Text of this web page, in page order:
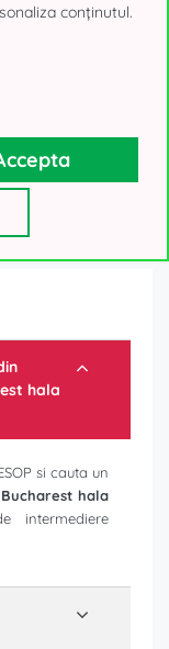
hala
si cauta un
hala
intermediere
conținutul.